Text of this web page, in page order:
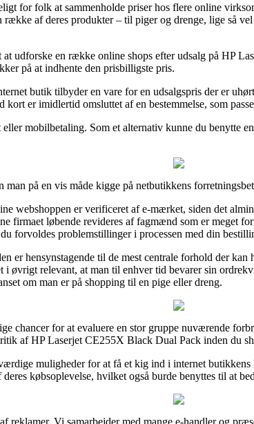
for folk at sammenholde priser hos flere online
række af deres produkter – til piger og drenge, lige så
udforske en række online shops efter udsalg på HP
på at indhente den prisbilligste pris.
butik tilbyder en vare for en udsalgspris der er
er imidlertid omsluttet af en bestemmelse, som
mobilbetaling. Som et alternativ kunne du benytte
man på en vis måde kigge på netbutikkens
webshoppen er verificeret af e-mærket, siden det
firmaet løbende revideres af fagmænd som er meget
forvoldes problemstillinger i processen med din
er hensynstagende til de mest centrale forhold der
i øvrigt relevant, at man til enhver tid bevarer sin
om man er på shopping til en pige eller dreng.
chancer for at evaluere en stor gruppe nuværende
af HP Laserjet CE255X Black Dual Pack inden du
muligheder for at få et kig ind i internet
købsoplevelse, hvilket også burde benyttes til at
reklamer. Vi samarbejder med mange e-handler og